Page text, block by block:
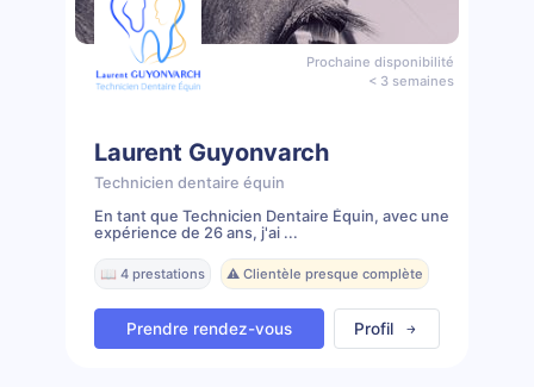
Prochaine disponibilité
< 3 semaines
Laurent Guyonvarch
Technicien dentaire équin
En tant que Technicien Dentaire Équin, avec une
expérience de 26 ans, j'ai ...
📖 4 prestations ⚠️ Clientèle presque complète
Prendre rendez-vous Profil